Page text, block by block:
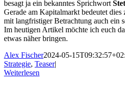
besagt ja ein bekanntes Sprichwort
Gerade am Kapitalmarkt bedeutet dies
mit langfristiger Betrachtung auch ein
Im heutigen Artikel möchte ich euch
etwas näher bringen.
Alex Fischer2024-05-
Strategie, Teaser|
Weiterlesen